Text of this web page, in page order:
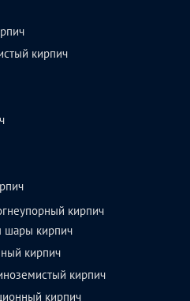
кирпич
кирпич
шары кирпич
кирпич
кирпич
кирпич